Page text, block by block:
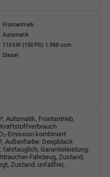
Frontantrieb
Automatik
110 kW (150 PS) 1.968 ccm
Diesel
Automatik, Frontantrieb,
Emission kombiniert
Außenfarbe: Deepblack
Garantieleistung:
Fahrzeug, Zustand,
Zustand: unfallfrei,